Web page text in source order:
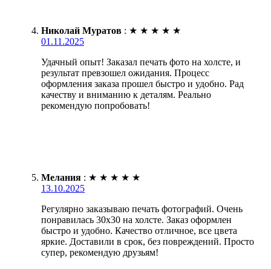
Николай Муратов : ★ ★ ★ ★ ★
01.11.2025
Удачный опыт! Заказал печать фото на холсте, и
результат превзошел ожидания. Процесс
оформления заказа прошел быстро и удобно. Рад
качеству и вниманию к деталям. Реально
рекомендую попробовать!
Мелания : ★ ★ ★ ★ ★
13.10.2025
Регулярно заказываю печать фотографий. Очень
понравилась 30х30 на холсте. Заказ оформлен
быстро и удобно. Качество отличное, все цвета
яркие. Доставили в срок, без повреждений. Просто
супер, рекомендую друзьям!